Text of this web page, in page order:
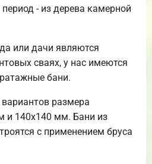
- из дерева камерной
или дачи являются
сваях, у нас имеются
бани.
размера
и 140х140 мм. Бани из
с применением бруса